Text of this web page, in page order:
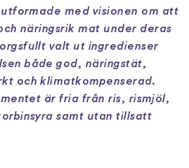
med visionen om att
näringsrik mat under deras
valt ut ingredienser
både god, näringstät,
och klimatkompenserad.
är fria från ris, rismjöl,
samt utan tillsatt